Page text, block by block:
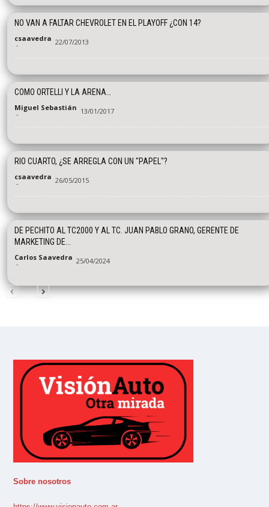
NO VAN A FALTAR CHEVROLET EN EL PLAYOFF ¿CON 14?
csaavedra
- 22/07/2013
COMO ORTELLI Y LA ARENA…
Miguel Sebastián
- 13/01/2017
RIO CUARTO, ¿SE ARREGLA CON UN "PAPEL"?
csaavedra
- 26/05/2015
DE PECHITO AL TC2000 Y AL TC. JUAN PABLO GRANO, GERENTE DE
MARKETING DE...
Carlos Saavedra
- 25/04/2024
Sobre nosotros